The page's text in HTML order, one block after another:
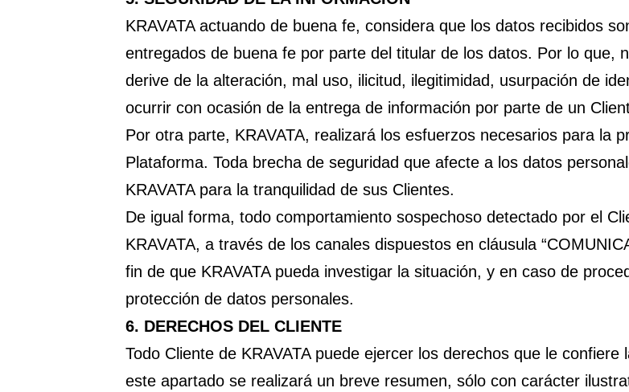
KRAVATA actuando de buena fe, considera que los datos recibidos
entregados de buena fe por parte del titular de los datos. Por lo que,
derive de la alteración, mal uso, ilicitud, ilegitimidad, usurpación de
ocurrir con ocasión de la entrega de información por parte de un
Por otra parte, KRAVATA, realizará los esfuerzos necesarios para la
Plataforma. Toda brecha de seguridad que afecte a los datos
KRAVATA para la tranquilidad de sus Clientes.
De igual forma, todo comportamiento sospechoso detectado por el
KRAVATA, a través de los canales dispuestos en cláusula
fin de que KRAVATA pueda investigar la situación, y en caso de
protección de datos personales.
6. DERECHOS DEL CLIENTE
Todo Cliente de KRAVATA puede ejercer los derechos que le
este apartado se realizará un breve resumen, sólo con carácter